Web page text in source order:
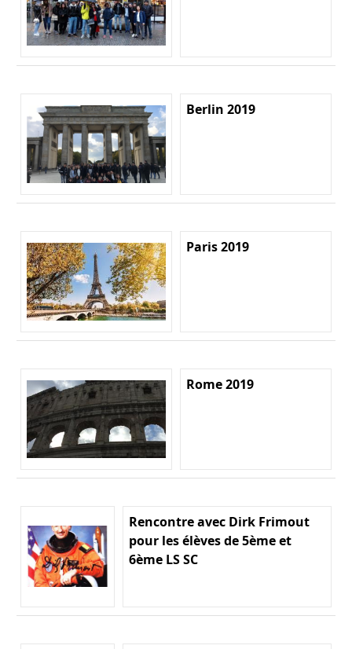
Berlin 2019
Paris 2019
Rome 2019
Rencontre avec Dirk Frimout
pour les élèves de 5ème et
6ème LS SC